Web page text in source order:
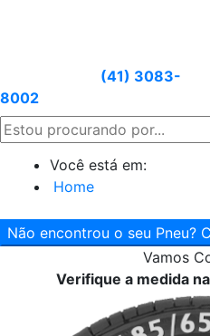
(41) 3083-
8002
Você está em:
Home
Não encontrou o
Vamos
Verifique a medida